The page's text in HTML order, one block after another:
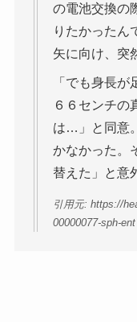
の電池交換の
りたかったん
矢に向け、突
「でも身長が
６６センチの
は…」と同意
かなかった。
替えた」と意
引用元: https://
00000077-sph-ent